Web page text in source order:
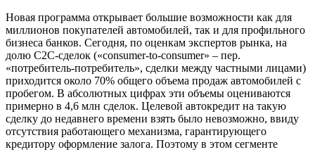
Новая программа открывает большие возможности как для
миллионов покупателей автомобилей, так и для профильного
бизнеса банков. Сегодня, по оценкам экспертов рынка, на
долю С2С-сделок («consumer-to-consumer» – пер.
«потребитель-потребитель», сделки между частными лицами)
приходится около 70% общего объема продаж автомобилей с
пробегом. В абсолютных цифрах эти объемы оцениваются
примерно в 4,6 млн сделок. Целевой автокредит на такую
сделку до недавнего времени взять было невозможно, ввиду
отсутствия работающего механизма, гарантирующего
кредитору оформление залога. Поэтому в этом сегменте